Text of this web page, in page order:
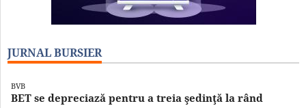
JURNAL BURSIER
BVB
BET se depreciază pentru a treia şedinţă la rând